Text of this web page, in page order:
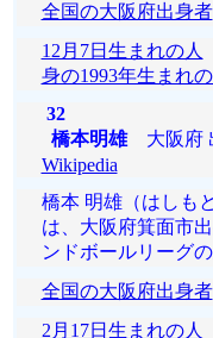
全国の大阪府出身者
12月7日生まれの人
身の1993年生まれの
32
橋本明雄大阪府
Wikipedia
橋本 明雄（はしも
は、大阪府箕面市
ンドボールリーグ
全国の大阪府出身者
2月17日生まれの人